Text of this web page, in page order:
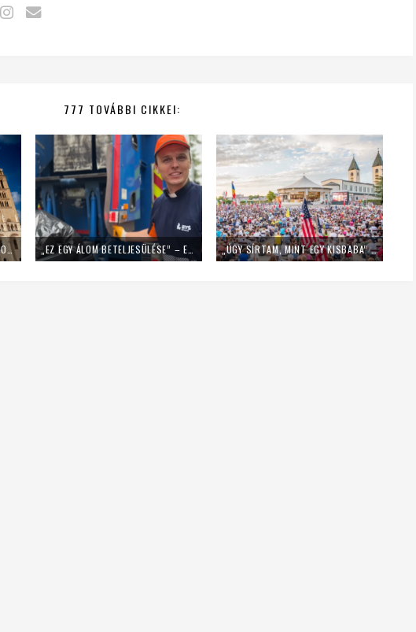
777 TOVÁBBI CIKKEI:
LEKAPCSOLT DÍSZKIVILÁGÍTÁS, HOME OFFICE – ÍGY SPÓROL AZ ENERGIÁVAL A PÉCSI EGYHÁZMEGYE „ÚGY SÍRTAM, MINT EGY KISBABA” – FIATALOK A MLADIFESTRŐL